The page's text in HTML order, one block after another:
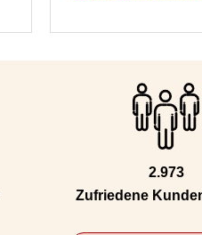
2.973
Zufriedene